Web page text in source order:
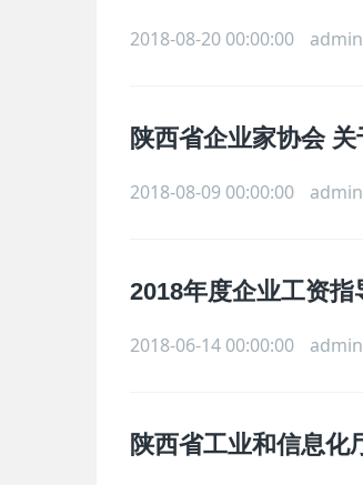
2018-08-20 00:00:00 admin
陕西省企业家协会
2018-08-09 00:00:00 admin
2018年度企业工资指
2018-06-14 00:00:00 admin
陕西省工业和信息化